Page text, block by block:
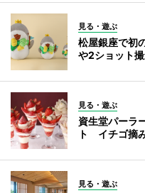
見る・遊ぶ
松屋銀座で初
や2ショット
見る・遊ぶ
資生堂パーラ
ト イチゴ摘
見る・遊ぶ